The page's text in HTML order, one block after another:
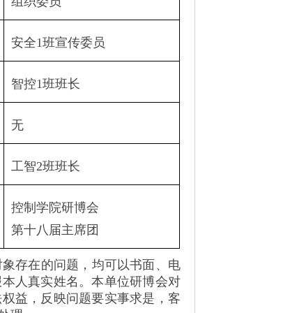
安全1班宣传委员
智控1班班长
无
工智2班班长
控制学院研博会
第十八届主席团
存在的问题，均可以书面、电
人真实姓名。本单位研博会对
益，反映问题要实事求是，客